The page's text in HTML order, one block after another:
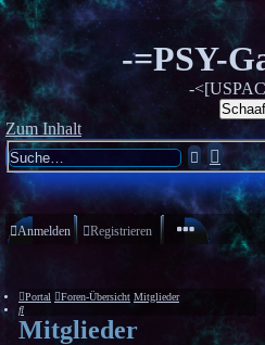
-=PSY-
-
Schaaf
Zum Inhalt
Suche
Suche
Anmelden Registrieren
Portal Foren-Übersicht Mitglieder
Suche
Mitglieder